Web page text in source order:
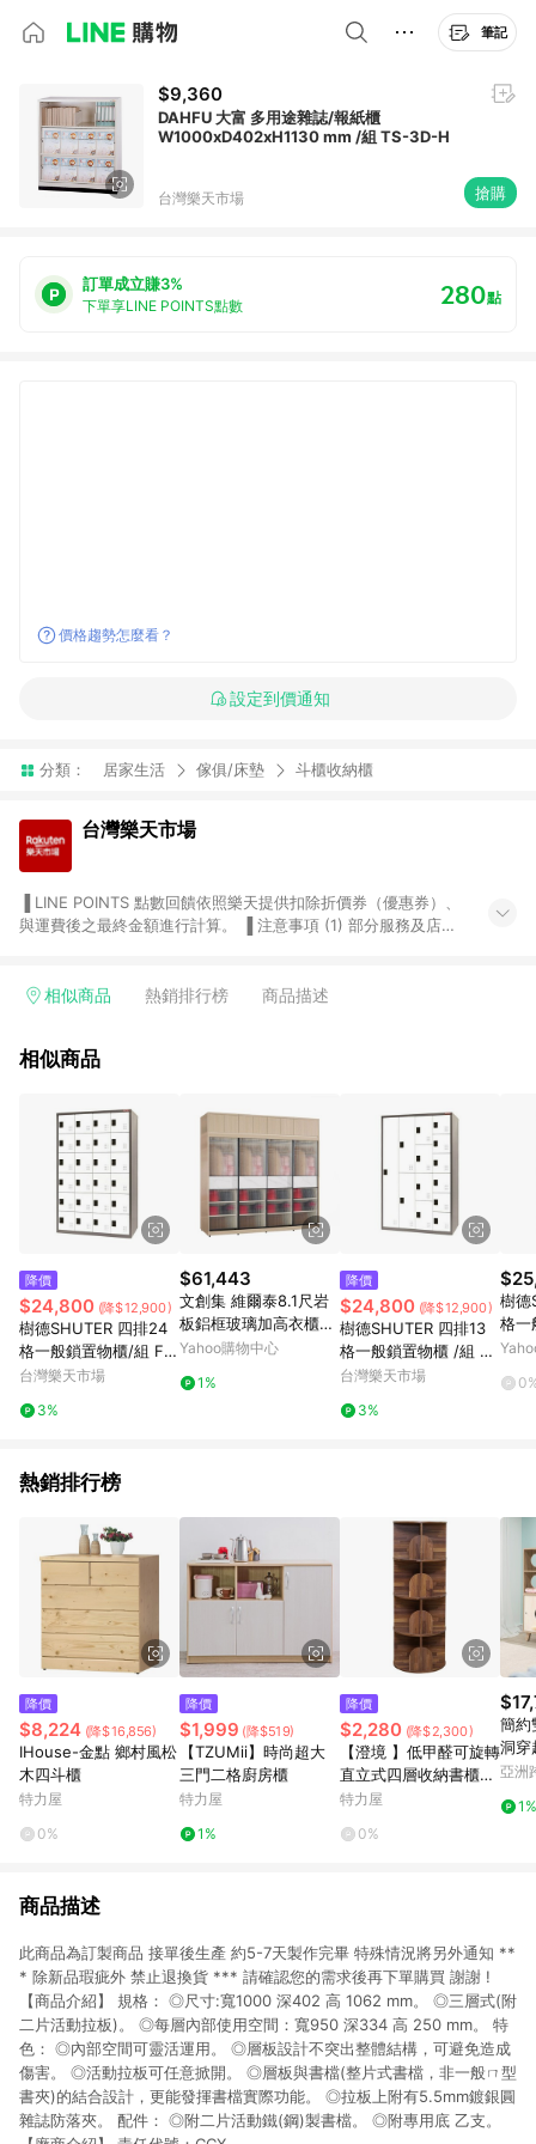
筆記
$9,360
DAHFU 大富 多用途雜誌/報紙櫃
W1000xD402xH1130 mm /組 TS-3D-H
台灣樂天市場 搶購
訂單成立賺3%
下單享LINE POINTS點數 280點
價格趨勢怎麼看？
設定到價通知
分類： 居家生活 傢俱/床墊 斗櫃收納櫃
台灣樂天市場
與運費後之最終金額進行計算。 ▐ 注意事項 (1) 部分服務及店家
Smart mobile、神腦生活、JS巨盛、樂天KOBO電子書，請詳閱
台灣樂天市場，並在同一瀏覽器於24小時內結帳，才享有 LINE
市場 45 天內完成訂單出貨及結帳，則不符合贈點資格。 (4) 如
使用APP、或中途瀏覽比價網、回饋網、Google等其他網頁、或
由網頁版(電腦版/手機版網頁)切換為App都將會造成追蹤中斷而
無法進行 LINE POINTS 回饋。 (5) LINE 購物為購物資訊整合性
平台，商品資料更新會有時間差，如顯示之商品規格、顏色、價
位、贈品與台灣樂天市場銷售網頁不符，以銷售網頁標示為準。
(6) 導購訂單已逾 365 天，根據台灣樂天回饋規定，逾期訂單將
點數回饋或點數回饋有爭議，台灣樂天市場保有更改條款與法律
追訴之權利，活動詳情以樂天市場網站公告為準。
相似商品 熱銷排行榜 商品描述
相似商品
降價
$24,800 (降$12,900)
樹德SHUTER 四排24
格一般鎖置物櫃/組 FC
-424K
台灣樂天市場
3%
$61,443
文創集 維爾泰8.1尺岩
板鋁框玻璃加高衣櫃組
合(吊衣桿x4＋內多分
m免組
Yahoo購物中心
1%
降價
$24,800 (降$12,900)
樹德SHUTER 四排13
格一般鎖置物櫃 /組 FC
-M413K
台灣樂天市場
3%
樹德
格一
-
熱銷排行榜
降價
$8,224 (降$16,856)
IHouse-金點 鄉村風松
木四斗櫃
特力屋
0%
降價
$1,999 (降$519)
【TZUMii】時尚超大
三門二格廚房櫃
特力屋
1%
降價
$2,280 (降$2,300)
【澄境 】低甲醛可旋轉
直立式四層收納書櫃集
成木紋
特力屋
0%
簡約
洞穿
亞洲
1%
商品描述
此商品為訂製商品 接單後生產 約5-7天製作完畢 特殊情況將另外通知 **
* 除新品瑕疵外 禁止退換貨 *** 請確認您的需求後再下單購買 謝謝 !
【商品介紹】 規格： ◎尺寸:寬1000 深402 高 1062 mm。 ◎三層式(附
二片活動拉板)。 ◎每層內部使用空間：寬950 深334 高 250 mm。 特
色： ◎內部空間可靈活運用。 ◎層板設計不突出整體結構，可避免造成
傷害。 ◎活動拉板可任意掀開。 ◎層板與書檔(整片式書檔，非一般ㄇ型
書夾)的結合設計，更能發揮書檔實際功能。 ◎拉板上附有5.5mm鍍銀圓
雜誌防落夾。 配件： ◎附二片活動鐵(鋼)製書檔。 ◎附專用底 乙支。